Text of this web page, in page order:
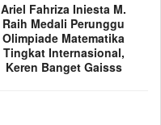
Ariel Fahriza Iniesta M.
Raih Medali Perunggu
Olimpiade Matematika
Tingkat Internasional,
Keren Banget Gaisss